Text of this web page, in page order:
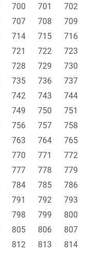
700 701
702
707 708
709
714 715
716
721 722
723
728 729
730
735 736
737
742 743
744
749 750
751
756 757
758
763 764
765
770 771
772
777 778
779
784 785
786
791 792
793
798 799
800
805 806
807
812 813
814